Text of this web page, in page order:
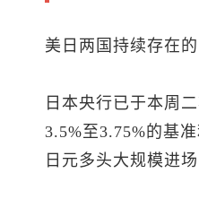
美日两国持续存在
日本央行已于本周
3.5%至3.75%的基
日元多头大规模进